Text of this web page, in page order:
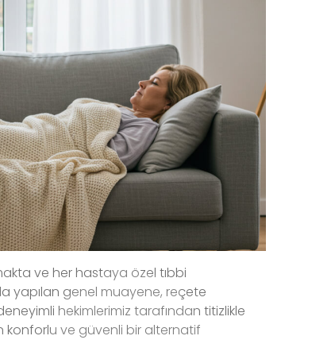
ve her hastaya özel tıbbi
yapılan genel muayene, reçete
hekimlerimiz tarafından titizlikle
konforlu ve güvenli bir alternatif